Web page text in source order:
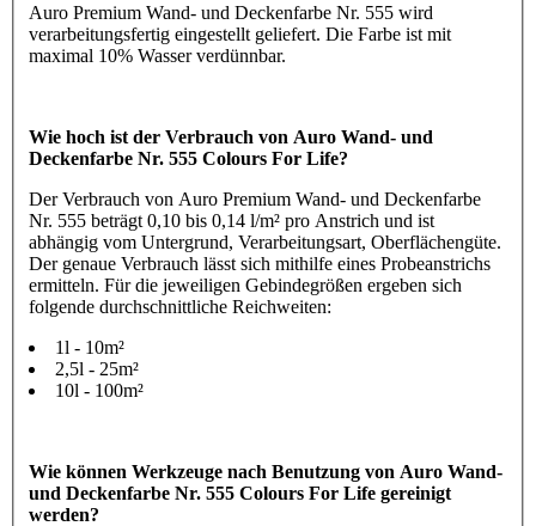
Auro Premium Wand- und Deckenfarbe Nr. 555 wird
verarbeitungsfertig eingestellt geliefert. Die Farbe ist mit
maximal 10% Wasser verdünnbar.
Wie hoch ist der Verbrauch von Auro Wand- und
Deckenfarbe Nr. 555 Colours For Life?
Der Verbrauch von Auro Premium Wand- und Deckenfarbe
Nr. 555 beträgt 0,10 bis 0,14 l/m² pro Anstrich und ist
abhängig vom Untergrund, Verarbeitungsart, Oberflächengüte.
Der genaue Verbrauch lässt sich mithilfe eines Probeanstrichs
ermitteln. Für die jeweiligen Gebindegrößen ergeben sich
folgende durchschnittliche Reichweiten:
1l - 10m²
2,5l - 25m²
10l - 100m²
Wie können Werkzeuge nach Benutzung von Auro Wand-
und Deckenfarbe Nr. 555 Colours For Life gereinigt
werden?